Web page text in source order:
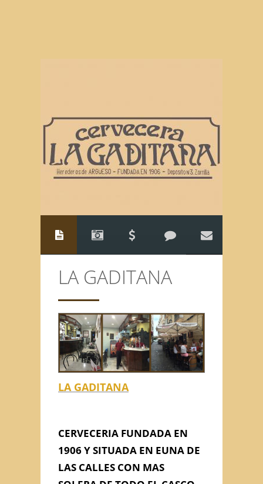
LA GADITANA
LA GADITANA
CERVECERIA FUNDADA EN
1906 Y SITUADA EN EUNA DE
LAS CALLES CON MAS
CONTACTO
Anterior/Siguiente página
This page can't load Google
Maps correctly.